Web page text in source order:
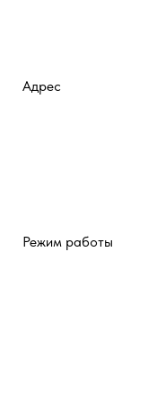
Адрес
Режим работы